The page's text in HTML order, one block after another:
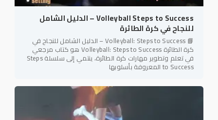
Volleyball Steps to Success – الدليل الشامل
للنجاح في كرة الطائرة
📘 Volleyball: Steps to Success – الدليل الشامل للنجاح في
كرة الطائرة Volleyball: Steps to Success هو كتاب مرجعي
في تعلم وتطوير مهارات كرة الطائرة، ينتمي إلى سلسلة Steps
to Success المعروفة بأسلوبها